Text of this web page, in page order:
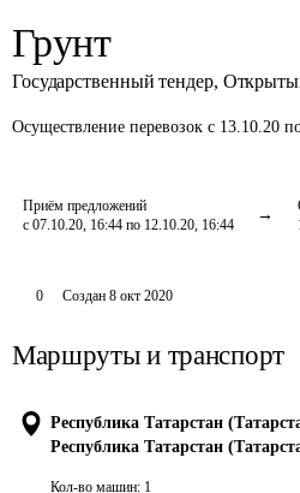
Грунт
Государственный тендер,
Осуществление перевозок с 13.10.20
Приём предложений
с 07.10.20, 16:44 по 12.10.20, 16:44
0 Создан 8 окт 2020
Маршруты и транспорт
Республика Татарстан
Республика Татарстан
Кол-во машин: 1